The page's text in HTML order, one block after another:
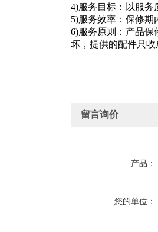
4)服务目标：以服务
5)服务效率：保修
6)服务原则：产品保
坏，提供的配件只
留言询价
产品：
您的单位：